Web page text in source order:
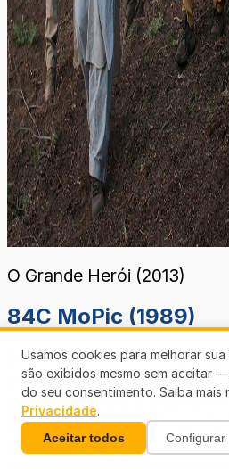
O Grande Herói (2013)
84C MoPic (1989)
84C MoPic foi
documentário simulado
designado para a Guerra
dos mais antigos filmes de
existe, mas é
Usamos cookies para melhorar
são exibidos mesmo sem aceitar
do seu consentimento. Saiba mais
Privacidade.
Aceitar todos Configurar